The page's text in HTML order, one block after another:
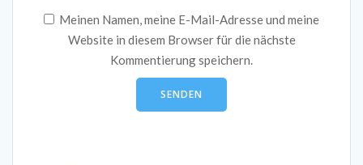
Meinen Namen, meine E-Mail-Adresse und meine
Website in diesem Browser für die nächste
Kommentierung speichern.